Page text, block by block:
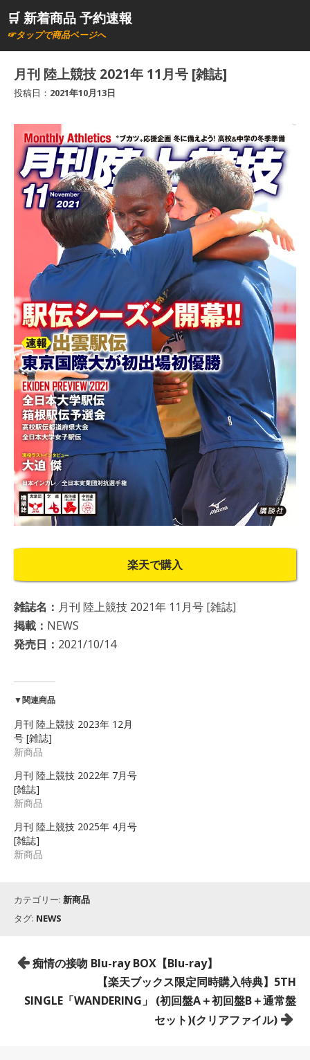
ン🛒 新着商品 予約速報
☞タップで商品ページへ
月刊 陸上競技 2021年 11月号 [雑誌]
投稿日： 2021年10月13日
楽天で購入
雑誌名： 月刊 陸上競技 2021年 11月号 [雑誌]
掲載： NEWS
発売日： 2021/10/14
▼関連商品
月刊 陸上競技 2023年 12月
号 [雑誌]
新商品
月刊 陸上競技 2022年 7月号
[雑誌]
新商品
月刊 陸上競技 2025年 4月号
[雑誌]
新商品
カテゴリー: 新商品
タグ: NEWS
投
ナ
痴情の接吻 Blu-ray BOX【Blu-ray】
【楽天ブックス限定同時購入特典】5TH
SINGLE「WANDERING」 (初回盤A＋初回盤B＋通常盤
セット)(クリアファイル)